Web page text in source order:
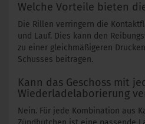
Welche Vorteile bieten
Die Rillen verringern die
und Lauf. Dies kann den
zu einer gleichmäßigeren
Schusses beitragen.
Kann das Geschoss mit
Wiederladelaborierung
Nein. Für jede Kombination aus